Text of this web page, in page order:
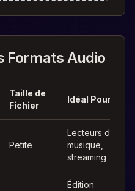
Formats Audio
Taille de
Fichier
Idéal Pour
Petite
Lecteurs de
musique,
streaming
Édition